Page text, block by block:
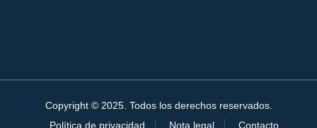
Copyright © 2025. Todos los derechos reservados.
Política de privacidad
Nota legal Contacto